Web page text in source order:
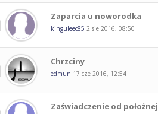
Zaparcia u noworodka
kinguleec85 2 sie 2016, 08:50
Chrzciny
edmun 17 cze 2016, 12:54
Zaświadczenie od położnej